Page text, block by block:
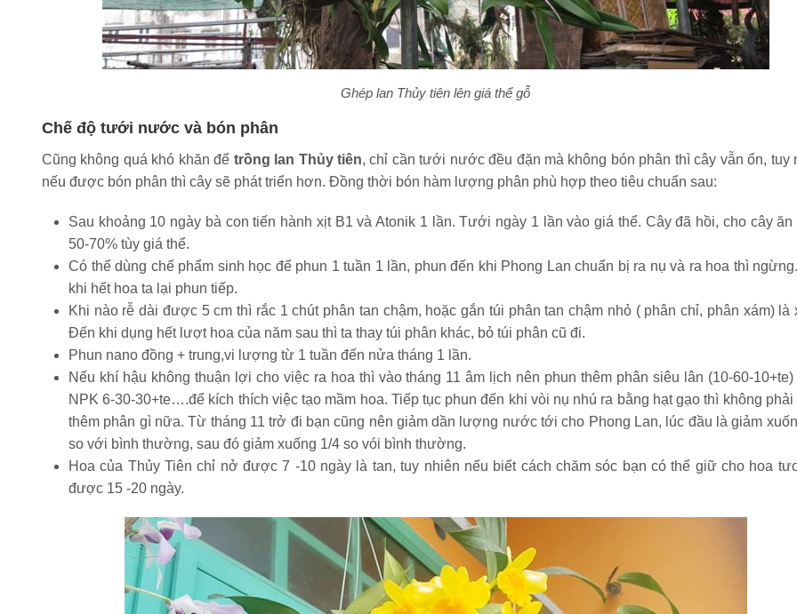
Ghép lan Thủy tiên lên giá thể gỗ
Chế độ tưới nước và bón phân
Cũng không quá khó khăn để trồng lan Thủy tiên, chỉ cần tưới nước đều đặn mà không bón phân thì cây vẫn ổn, tuy
nếu được bón phân thì cây sẽ phát triển hơn. Đồng thời bón hàm lượng phân phù hợp theo tiêu chuẩn sau:
Sau khoảng 10 ngày bà con tiến hành xịt B1 và Atonik 1 lần. Tưới ngày 1 lần vào giá thể. Cây đã hồi, cho cây ăn
50-70% tùy giá thể.
Có thể dùng chế phẩm sinh học để phun 1 tuần 1 lần, phun đến khi Phong Lan chuẩn bị ra nụ và ra hoa thì
khi hết hoa ta lại phun tiếp.
Khi nào rễ dài được 5 cm thì rắc 1 chút phân tan chậm, hoặc gắn túi phân tan chậm nhỏ ( phân chỉ, phân xám) là
Đến khi dụng hết lượt hoa của năm sau thì ta thay túi phân khác, bỏ túi phân cũ đi.
Phun nano đồng + trung,vi lượng từ 1 tuần đến nửa tháng 1 lần.
Nếu khí hậu không thuận lợi cho việc ra hoa thì vào tháng 11 âm lịch nên phun thêm phân siêu lân (10-60-10+te)
NPK 6-30-30+te….để kích thích việc tạo mầm hoa. Tiếp tục phun đến khi vòi nụ nhú ra bằng hạt gạo thì không phải
thêm phân gì nữa. Từ tháng 11 trở đi bạn cũng nên giảm dần lượng nước tới cho Phong Lan, lúc đầu là giảm
so với bình thường, sau đó giảm xuống 1/4 so vói bình thường.
Hoa của Thủy Tiên chỉ nở được 7 -10 ngày là tan, tuy nhiên nếu biết cách chăm sóc bạn có thể giữ cho hoa
được 15 -20 ngày.